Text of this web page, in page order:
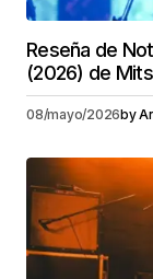
Reseña de
(2026) de
08/mayo/2026by